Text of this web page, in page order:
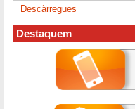
Descàrregues
Destaquem